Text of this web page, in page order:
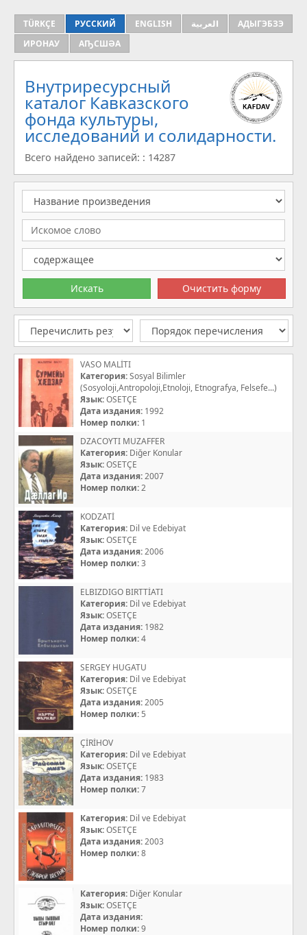
TÜRKÇE РУССКИЙ ENGLISH العربية
АДЫГЭБЗЭ
ИРОНАУ
АҦСШӘА
Внутриресурсный
каталог Кавказского
фонда культуры,
исследований и солидарности.
Всего найдено записей: : 14287
VASO MALİTI
Категория:Sosyal Bilimler
(Sosyoloji,Antropoloji,Etnoloji, Etnografya, Felsefe...)
Язык:OSETÇE
Дата издания: 1992
Номер полки: 1
DZACOYTI MUZAFFER
Категория: Diğer Konular
Язык:OSETÇE
Дата издания:2007
Номер полки:2
KODZATİ
Категория: Dil ve Edebiyat
Язык:OSETÇE
Дата издания:2006
Номер полки:3
ELBIZDIGO BIRTTİATI
Категория: Dil ve Edebiyat
Язык:OSETÇE
Дата издания: 1982
Номер полки:4
SERGEY HUGATU
Категория: Dil ve Edebiyat
Язык:OSETÇE
Дата издания:2005
Номер полки: 5
ÇİRİHOV
Категория: Dil ve Edebiyat
Язык:OSETÇE
Дата издания: 1983
Номер полки:7
Категория: Dil ve Edebiyat
Язык:OSETÇE
Дата издания:2003
Номер полки:8
Категория: Diğer Konular
Язык:OSETÇE
Дата издания:
Номер полки:9